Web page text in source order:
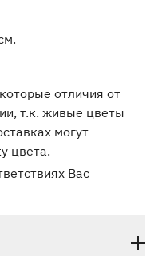
отличия от
т.к. живые цветы
могут
цвета.
Вас